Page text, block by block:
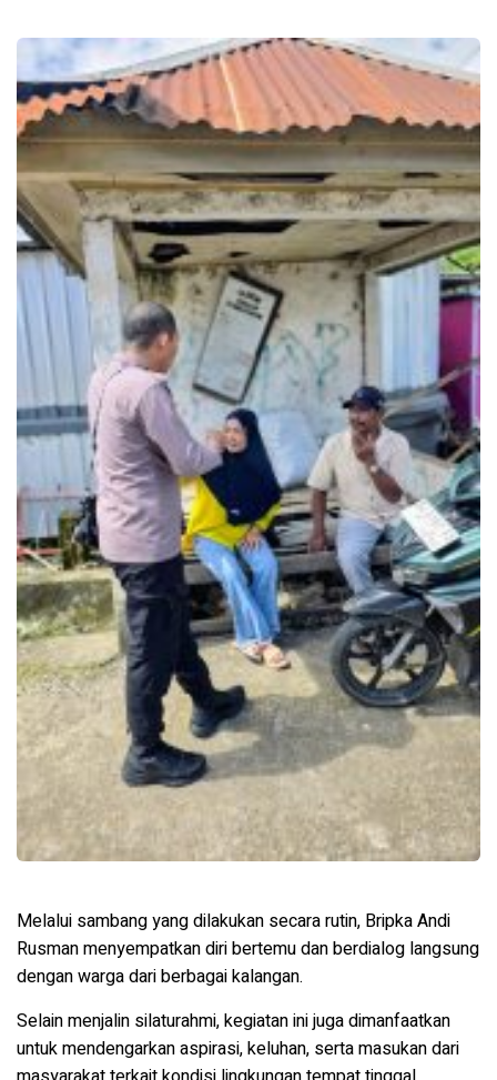
Melalui sambang yang dilakukan secara rutin, Bripka Andi
Rusman menyempatkan diri bertemu dan berdialog langsung
dengan warga dari berbagai kalangan.
Selain menjalin silaturahmi, kegiatan ini juga dimanfaatkan
untuk mendengarkan aspirasi, keluhan, serta masukan dari